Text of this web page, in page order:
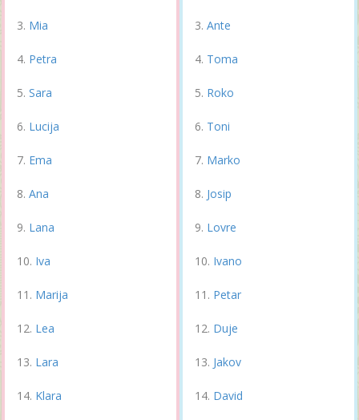
Mia
Petra
Sara
Lucija
Ema
Ana
Lana
Iva
Marija
Lea
Lara
Klara
Ante
Toma
Roko
Toni
Marko
Josip
Lovre
Ivano
Petar
Duje
Jakov
David